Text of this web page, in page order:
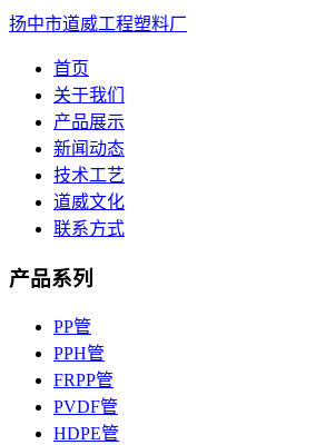
扬中市道威工程塑料厂
首页
关于我们
产品展示
新闻动态
技术工艺
道威文化
联系方式
产品系列
PP管
PPH管
FRPP管
PVDF管
HDPE管